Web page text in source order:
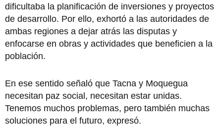
dificultaba la planificación de inversiones y proyectos
de desarrollo. Por ello, exhortó a las autoridades de
ambas regiones a dejar atrás las disputas y
enfocarse en obras y actividades que beneficien a la
población.
En ese sentido señaló que Tacna y Moquegua
necesitan paz social, necesitan estar unidas.
Tenemos muchos problemas, pero también muchas
soluciones para el futuro, expresó.